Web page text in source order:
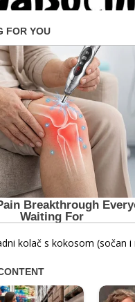
kolač s kokosom (sočan i